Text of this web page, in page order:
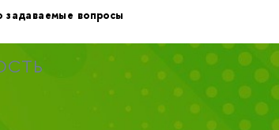
задаваемые вопросы